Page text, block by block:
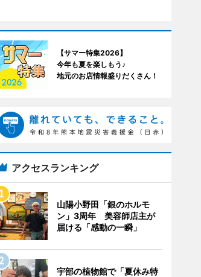
【サマー特集2026】
今年も夏を楽しもう♪
地元のお店情報盛りだくさん！
アクセスランキング
山陽小野田「銀のホルモ
ン」3周年 美容師店主が
届ける「感動の一瞬」
宇部の植物館で「夏休み特